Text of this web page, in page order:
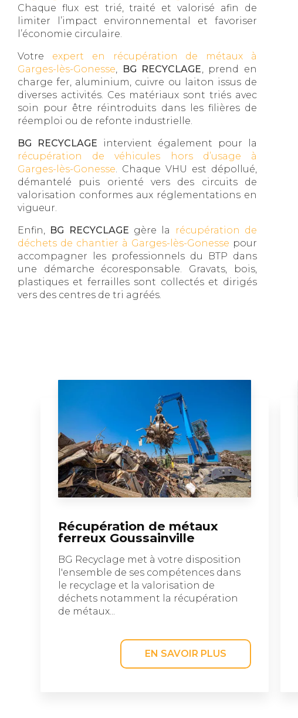
Chaque flux est trié, traité et valorisé afin de
limiter l’impact environnemental et favoriser
l’économie circulaire.
Votre expert en récupération de métaux à
Garges-lès-Gonesse, BG RECYCLAGE, prend en
charge fer, aluminium, cuivre ou laiton issus de
diverses activités. Ces matériaux sont triés avec
soin pour être réintroduits dans les filières de
réemploi ou de refonte industrielle.
BG RECYCLAGE intervient également pour la
récupération de véhicules hors d’usage à
Garges-lès-Gonesse. Chaque VHU est dépollué,
démantelé puis orienté vers des circuits de
valorisation conformes aux réglementations en
vigueur.
Enfin, BG RECYCLAGE gère la
récupération de
déchets de chantier à Garges-lès-Gonesse pour
accompagner les professionnels du BTP dans
une démarche écoresponsable. Gravats, bois,
plastiques et ferrailles sont collectés et dirigés
vers des centres de tri agréés.
Récupération de métaux
ferreux Goussainville
BG Recyclage met à votre disposition
l'ensemble de ses compétences dans
le recyclage et la valorisation de
déchets notamment la récupération
de métaux...
EN SAVOIR PLUS